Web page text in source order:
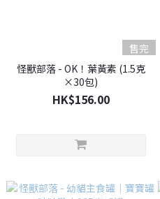
售完
怪獸部落 - OK！葉黃素 (1.5克
×30包)
HK$156.00